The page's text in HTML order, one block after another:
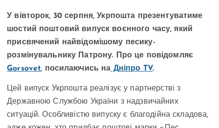
У вівторок, 30 серпня, Укрпошта презентуватиме
шостий поштовий випуск воєнного часу, який
присвячений найвідомішому песику-
розмінувальнику Патрону. Про це повідомляє
Gorsovet, посилаючись на Дніпро TV.
Цей випуск Укрпошта реалізує у партнерстві з
Державною Службою України з надзвичайних
ситуацій. Особливістю випуску є благодійна складова,